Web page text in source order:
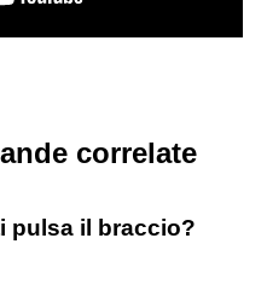
correlate
pulsa il braccio?